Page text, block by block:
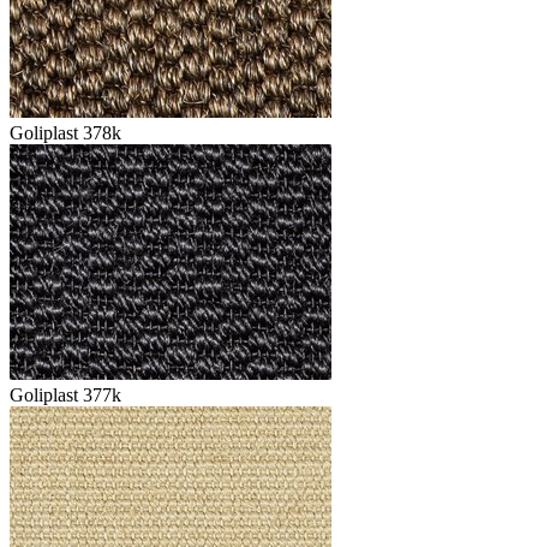
Goliplast 378k
Goliplast 377k